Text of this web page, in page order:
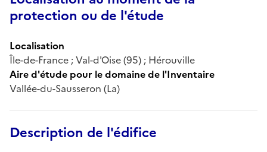
protection ou de l'étude
Localisation
Île-de-France ; Val-d'Oise (95) ; Hérouville
Aire d'étude pour le domaine de l'Inventaire
Vallée-du-Sausseron (La)
Description de l'édifice